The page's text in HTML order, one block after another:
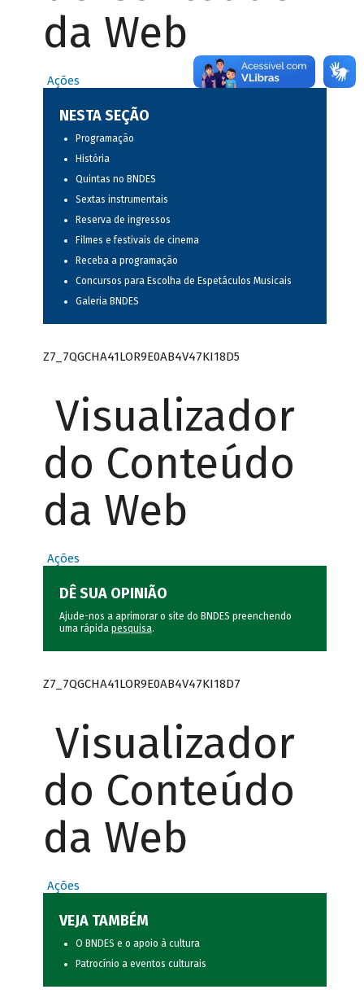
da Web
Ações
NESTA SEÇÃO
Programação
História
Quintas no BNDES
Sextas instrumentais
Reserva de ingressos
Filmes e festivais de cinema
Receba a programação
Concursos para Escolha de Espetáculos Musicais
Galeria BNDES
Z7_7QGCHA41LOR9E0AB4V47KI18D5
Visualizador
do Conteúdo
da Web
Ações
DÊ SUA OPINIÃO
Ajude-nos a aprimorar o site do BNDES preenchendo
uma rápida pesquisa.
Z7_7QGCHA41LOR9E0AB4V47KI18D7
Visualizador
do Conteúdo
da Web
Ações
VEJA TAMBÉM
O BNDES e o apoio à cultura
Patrocínio a eventos culturais